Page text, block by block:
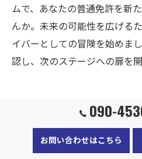
ムで、あなたの普通免許を新
んか。未来の可能性を広げる
イバーとしての冒険を始めま
認し、次のステージへの扉を
やる気があれば大
ドライバーに挑戦
090-
お問い合わせはこちら